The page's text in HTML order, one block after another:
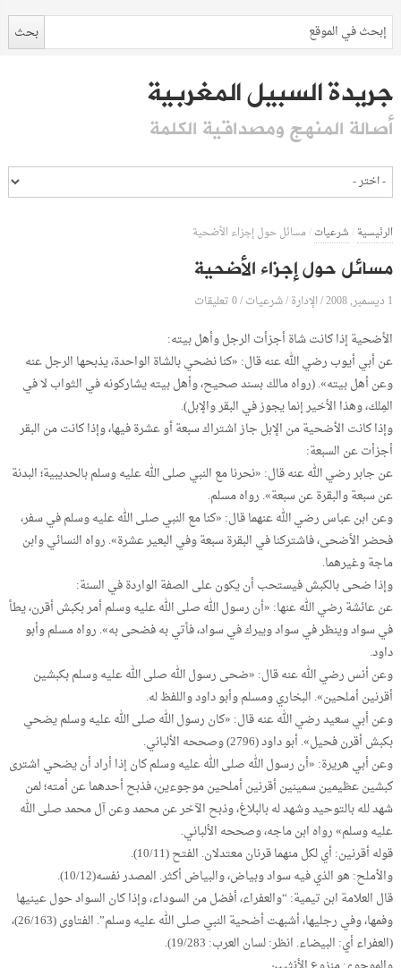
جريدة السبيل المغربية
أصالة المنهج ومصداقية الكلمة
الرئيسية/شرعيات/مسائل حول إجزاء الأضحية
مسائل حول إجزاء الأضحية
1 ديسمبر, 2008 /الإدارة/شرعيات/0 تعليقات
الأضحية إذا كانت شاة أجزأت الرجل وأهل بيته:
عن أبي أيوب رضي الله عنه قال: «كنا نضحي بالشاة الواحدة، يذبحها الرجل عنه
وعن أهل بيته». (رواه مالك بسند صحيح، وأهل بيته يشاركونه في الثواب لا في
المِلك، وهذا الأخير إنما يجوز في البقر والإبل).
وإذا كانت الأضحية من الإبل جاز اشتراك سبعة أو عشرة فيها، وإذا كانت من البقر
أجزأت عن السبعة:
عن جابر رضي الله عنه قال: «نحرنا مع النبي صلى الله عليه وسلم بالحديبية؛ البدنة
عن سبعة والبقرة عن سبعة». رواه مسلم.
وعن ابن عباس رضي الله عنهما قال: «كنا مع النبي صلى الله عليه وسلم في سفر،
فحضر الأضحى، فاشتركنا في البقرة سبعة وفي البعير عشرة». رواه النسائي وابن
ماجة وغيرهما.
وإذا ضحى بالكبش فيستحب أن يكون على الصفة الواردة في السنة:
عن عائشة رضي الله عنها: «أن رسول الله صلى الله عليه وسلم أمر بكبش أقرن، يطأ
في سواد وينظر في سواد ويبرك في سواد، فأتي به فضحى به». رواه مسلم وأبو
داود.
وعن أنس رضي الله عنه قال: «ضحى رسول الله صلى الله عليه وسلم بكبشين
أقرنين أملحين». البخاري ومسلم وأبو داود واللفظ له.
وعن أبي سعيد رضي الله عنه قال: «كان رسول الله صلى الله عليه وسلم يضحي
بكبش أقرن فحيل». أبو داود (2796) وصححه الألباني.
وعن أبي هريرة: «أن رسول الله صلى الله عليه وسلم كان إذا أراد أن يضحي اشترى
كبشين عظيمين سمينين أقرنين أملحين موجوءين، فذبح أحدهما عن أمته؛ لمن
شهد لله بالتوحيد وشهد له بالبلاغ، وذبح الآخر عن محمد وعن آل محمد صلى الله
عليه وسلم» رواه ابن ماجه، وصححه الألباني.
قوله أقرنين: أي لكل منهما قرنان معتدلان. الفتح (10/11).
والأملح: هو الذي فيه سواد وبياض، والبياض أكثر. المصدر نفسه(10/12).
قال العلامة ابن تيمية: “والعفراء، أفضل من السوداء، وإذا كان السواد حول عينيها
وفمها، وفي رجليها، أشبهت أضحية النبي صلى الله عليه وسلم”. الفتاوى (26/163)،
(العفراء أي: البيضاء. انظر: لسان العرب: 19/283).